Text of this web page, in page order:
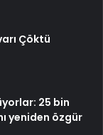
Çöktü
25 bin
yeniden özgür